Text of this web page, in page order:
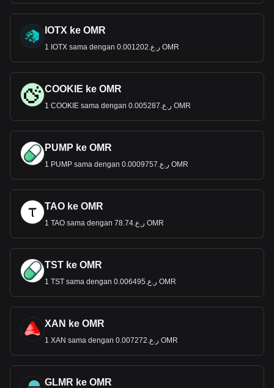
IOTX ke OMR
1 IOTX sama dengan ر.ع.0.001202 OMR
COOKIE ke OMR
1 COOKIE sama dengan ر.ع.0.005287 OMR
PUMP ke OMR
1 PUMP sama dengan ر.ع.0.0009757 OMR
TAO ke OMR
1 TAO sama dengan ر.ع.78.74 OMR
TST ke OMR
1 TST sama dengan ر.ع.0.006495 OMR
XAN ke OMR
1 XAN sama dengan ر.ع.0.007272 OMR
GLMR ke OMR